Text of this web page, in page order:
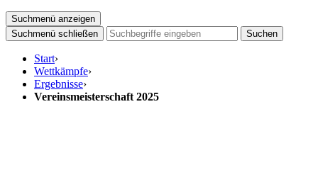
Suchmenü anzeigen
Suchmenü schließen
Suchen
Start›
Wettkämpfe›
Ergebnisse›
Vereinsmeisterschaft 2025